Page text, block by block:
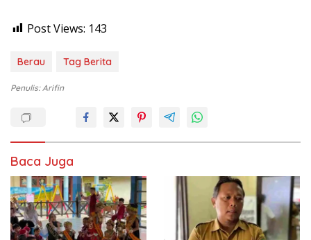
Post Views: 143
Berau Tag Berita
Penulis: Arifin
Baca Juga